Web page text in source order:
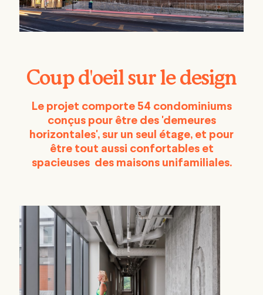
Coup d'oeil sur le design
Le projet comporte 54 condominiums
conçus pour être des 'demeures
horizontales', sur un seul étage, et pour
être tout aussi confortables et
spacieuses des maisons unifamiliales.